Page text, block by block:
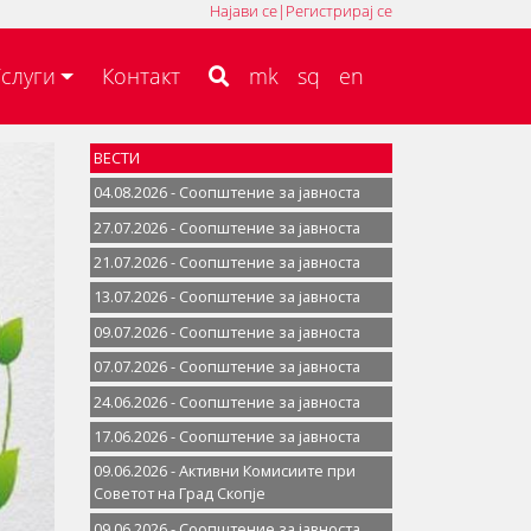
Регистрирај се
|
Најави се
Контакт mk sq en
ВЕСТИ
04.08.2026 - Соопштение за јавностa
27.07.2026 - Соопштение за јавностa
21.07.2026 - Соопштение за јавностa
13.07.2026 - Соопштение за јавностa
09.07.2026 - Соопштение за јавностa
07.07.2026 - Соопштение за јавноста
24.06.2026 - Соопштение за јавностa
17.06.2026 - Соопштение за јавностa
09.06.2026 - Активни Комисиите при
Советот на Град Скопје